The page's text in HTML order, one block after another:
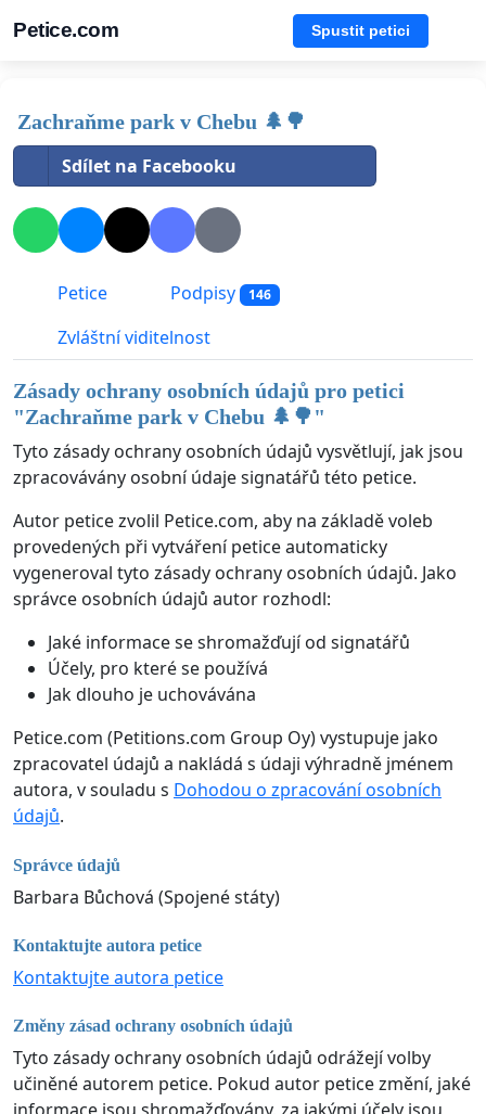
Petice.com Spustit petici
Zachraňme park v Chebu 🌲🌳
Sdílet na Facebooku
Petice Podpisy 146
Zvláštní viditelnost
Zásady ochrany osobních údajů pro petici
"Zachraňme park v Chebu 🌲🌳 "
Tyto zásady ochrany osobních údajů vysvětlují, jak jsou
zpracovávány osobní údaje signatářů této petice.
Autor petice zvolil Petice.com, aby na základě voleb
provedených při vytváření petice automaticky
vygeneroval tyto zásady ochrany osobních údajů. Jako
správce osobních údajů autor rozhodl:
Jaké informace se shromažďují od signatářů
Účely, pro které se používá
Jak dlouho je uchovávána
Petice.com (Petitions.com Group Oy) vystupuje jako
zpracovatel údajů a nakládá s údaji výhradně jménem
autora, v souladu s Dohodou o zpracování osobních
údajů.
Správce údajů
Barbara Bůchová (Spojené státy)
Kontaktujte autora petice
Kontaktujte autora petice
Změny zásad ochrany osobních údajů
Tyto zásady ochrany osobních údajů odrážejí volby
učiněné autorem petice. Pokud autor petice změní, jaké